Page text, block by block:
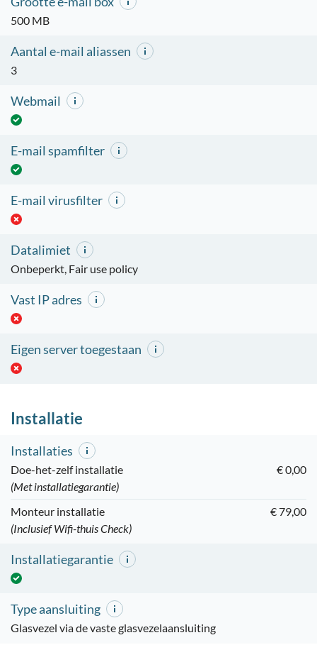
500 MB
Aantal e-mail aliassen
3
Webmail
E-mail spamfilter
E-mail virusfilter
Datalimiet
Onbeperkt, Fair use policy
Vast IP adres
Eigen server toegestaan
Installatie
Installaties
Doe-het-zelf installatie
€ 0,00
(Met installatiegarantie)
Monteur installatie
€ 79,00
(Inclusief Wifi-thuis Check)
Installatiegarantie
Type aansluiting
Glasvezel via de vaste glasvezelaansluiting